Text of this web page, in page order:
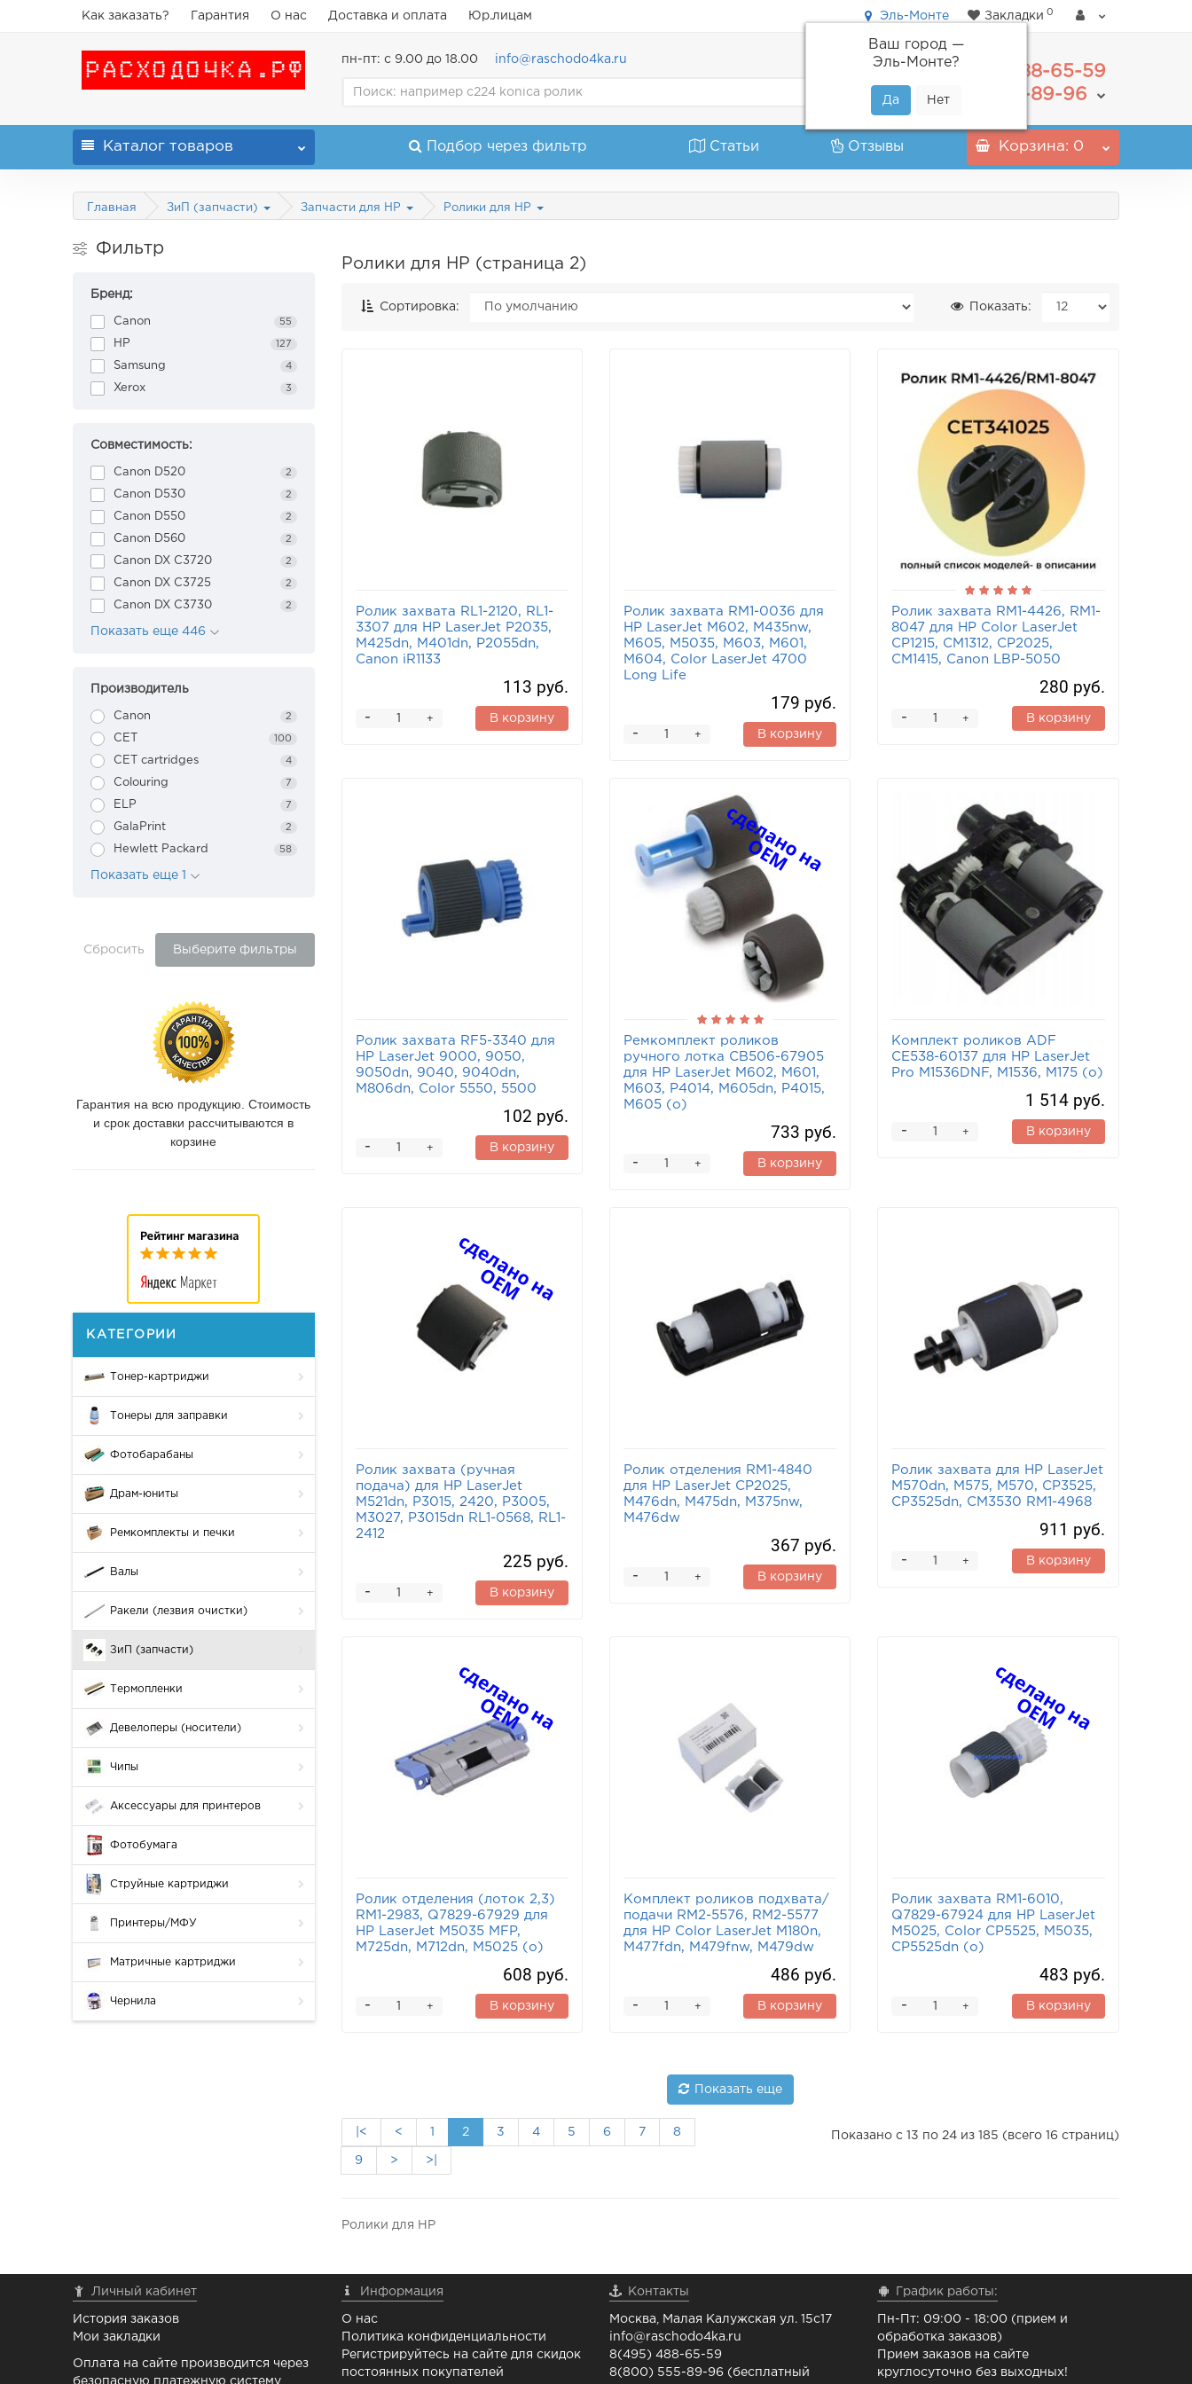
Как заказать? Гарантия О нас Доставка и оплата Юр.лицам Эль-Монте
Ваш город —
Эль-Монте?
Закладки 0
пн-пт: с 9.00 до 18.00 info@raschodo4ka.ru
488-65-59
+7(800) 555-89-96
Каталог товаров Подбор через фильтр Статьи Отзывы Корзина: 0
Главная ЗиП (запчасти) Запчасти для HP Ролики для HP
Фильтр
Бренд:
Canon 55
HP 127
Samsung 4
Xerox 3
Совместимость:
Canon D520 2
Canon D530 2
Canon D550 2
Canon D560 2
Canon DX C3720 2
Canon DX C3725 2
Canon DX C3730 2
Показать еще 446
Производитель
Canon 2
CET 100
CET cartridges 4
Colouring 7
ELP 7
GalaPrint 2
Hewlett Packard 58
Показать еще 1
Сбросить Выберите фильтры
Гарантия на всю продукцию. Стоимость
и срок доставки рассчитываются в
корзине
КАТЕГОРИИ
Тонер-картриджи
Тонеры для заправки
Фотобарабаны
Драм-юниты
Ремкомплекты и печки
Валы
Ракели (лезвия очистки)
ЗиП (запчасти)
Термопленки
Девелоперы (носители)
Чипы
Аксессуары для принтеров
Фотобумага
Струйные картриджи
Принтеры/МФУ
Матричные картриджи
Чернила
Ролики для HP (страница 2)
Сортировка: Показать:
Ролик захвата RL1-2120, RL1-
3307 для HP LaserJet P2035,
M425dn, M401dn, P2055dn,
Canon iR1133
113 руб.
+
- В корзину
Ролик захвата RM1-0036 для
HP LaserJet M602, M435nw,
M605, M5035, M603, M601,
M604, Color LaserJet 4700
Long Life
179 руб.
+
- В корзину
Ролик захвата RM1-4426, RM1-
8047 для HP Color LaserJet
CP1215, CM1312, CP2025,
CM1415, Canon LBP-5050
280 руб.
+
- В корзину
Ролик захвата RF5-3340 для
HP LaserJet 9000, 9050,
9050dn, 9040, 9040dn,
M806dn, Color 5550, 5500
102 руб.
+
- В корзину
Ремкомплект роликов
ручного лотка CB506-67905
для HP LaserJet M602, M601,
M603, P4014, M605dn, P4015,
M605 (o)
733 руб.
+
- В корзину
Комплект роликов ADF
CE538-60137 для HP LaserJet
Pro M1536DNF, M1536, M175 (o)
1 514 руб.
+
- В корзину
Ролик захвата (ручная
подача) для HP LaserJet
M521dn, P3015, 2420, P3005,
M3027, P3015dn RL1-0568, RL1-
2412
225 руб.
+
- В корзину
Ролик отделения RM1-4840
для HP LaserJet CP2025,
M476dn, M475dn, M375nw,
M476dw
367 руб.
+
- В корзину
Ролик захвата для HP LaserJet
M570dn, M575, M570, CP3525,
CP3525dn, CM3530 RM1-4968
911 руб.
+
- В корзину
Ролик отделения (лоток 2,3)
RM1-2983, Q7829-67929 для
HP LaserJet M5035 MFP,
M725dn, M712dn, M5025 (o)
608 руб.
+
- В корзину
Комплект роликов подхвата/
подачи RM2-5576, RM2-5577
для HP Color LaserJet M180n,
M477fdn, M479fnw, M479dw
486 руб.
+
- В корзину
Ролик захвата RM1-6010,
Q7829-67924 для HP LaserJet
M5025, Color CP5525, M5035,
CP5525dn (o)
483 руб.
+
- В корзину
Показать еще
|< < 1 2 3 4 5 6 7 8
9 > >|
Показано с 13 по 24 из 185 (всего 16 страниц)
Ролики для HP
Личный кабинет
История заказов
Мои закладки
Оплата на сайте производится через
безопасную платежную систему
Информация
О нас
Политика конфиденциальности
Регистрируйтесь на сайте для скидок
постоянных покупателей
Контакты
Москва, Малая Калужская ул. 15с17
info@raschodo4ka.ru
8(495) 488-65-59
8(800) 555-89-96 (бесплатный
График работы:
Пн-Пт: 09:00 - 18:00 (прием и
обработка заказов)
Прием заказов на сайте
круглосуточно без выходных!